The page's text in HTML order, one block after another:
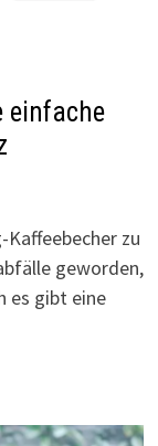
einfache
zu
geworden,
es gibt eine